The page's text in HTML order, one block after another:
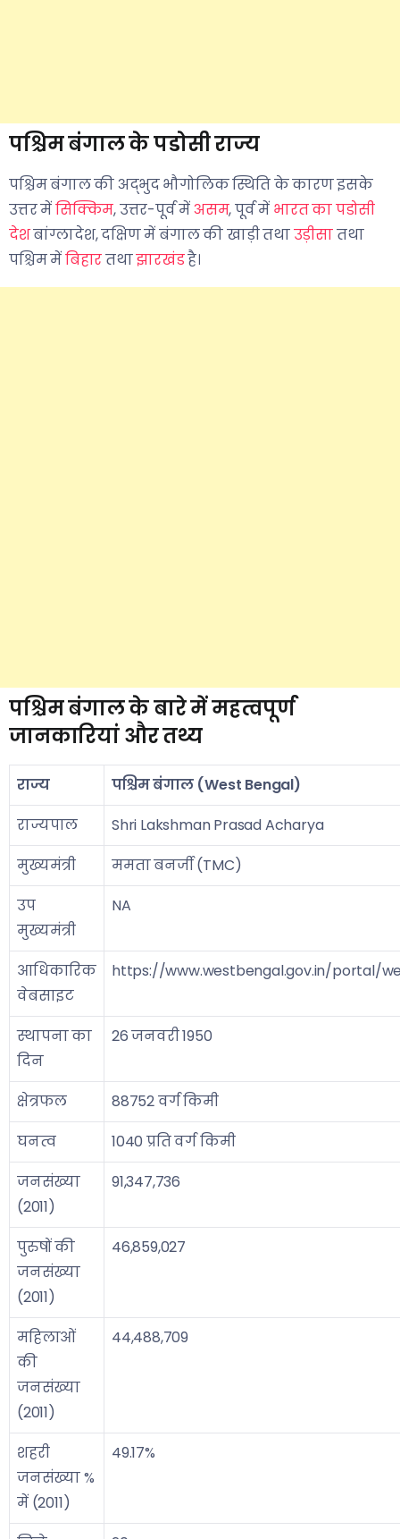
पश्चिम बंगाल के पडोसी राज्य
पश्चिम बंगाल की अद्भुद भौगोलिक स्थिति के कारण इसके
उत्तर मेंसिक्किम, उत्तर-पूर्व मेंअसम, पूर्व में भारत का पडोसी
देशबांग्लादेश, दक्षिण में बंगाल की खाड़ी तथाउड़ीसातथा
पश्चिम मेंबिहारतथाझारखंडहै।
पश्चिम बंगाल के बारे में महत्वपूर्ण
जानकारियां और तथ्य
राज्य
पश्चिम बंगाल (West Bengal)
राज्यपाल
Shri Lakshman Prasad Acharya
मुख्यमंत्री
ममता बनर्जी (TMC)
उप
मुख्यमंत्री
NA
आधिकारिक
वेबसाइट
https://www.westbengal.gov.in/portal/
स्थापना का
दिन
26 जनवरी 1950
क्षेत्रफल
88752 वर्ग किमी
घनत्व
1040 प्रति वर्ग किमी
जनसंख्या
(2011)
91,347,736
पुरुषों की
जनसंख्या
(2011)
46,859,027
महिलाओं
की
जनसंख्या
(2011)
44,488,709
शहरी
जनसंख्या %
में (2011)
49.17%